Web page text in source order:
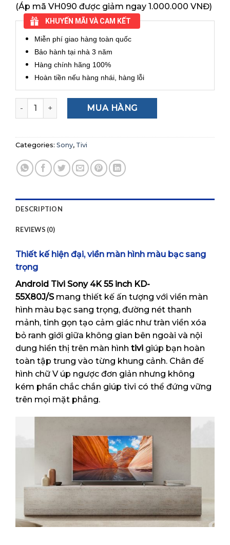
(Áp mã VH090 được giảm ngay 1.000.000 VNĐ)
KHUYẾN MÃI VÀ CAM KẾT
Miễn phí giao hàng toàn quốc
Bảo hành tại nhà 3 năm
Hàng chính hãng 100%
Hoàn tiền nếu hàng nhái, hàng lỗi
Android Tivi Sony 4K 55 inch KD-55X80J/S quantity
MUA HÀNG
Categories: Sony, Tivi
DESCRIPTION
REVIEWS (0)
Thiết kế hiện đại, viền màn hình màu bạc sang
trọng
Android Tivi Sony 4K 55 inch KD-
55X80J/Smang thiết kế ấn tượng với viền màn
hình màu bạc sang trọng, đường nét thanh
mảnh, tinh gọn tạo cảm giác như tràn viền xóa
bỏ ranh giới giữa không gian bên ngoài và nội
dung hiển thị trên màn hình tivi giúp bạn hoàn
toàn tập trung vào từng khung cảnh. Chân đế
hình chữ V úp ngược đơn giản nhưng không
kém phần chắc chắn giúp tivi có thể đứng vững
trên mọi mặt phẳng.